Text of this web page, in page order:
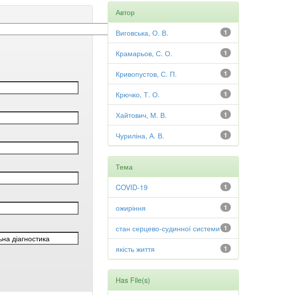
Автор
1
Виговська, О. В.
1
Крамарьов, С. О.
1
Кривопустов, С. П.
1
Крючко, Т. О.
1
Хайтович, М. В.
1
Чуриліна, А. В.
Тема
1
COVID-19
1
ожиріння
1
стан серцево-судинної системи
1
якість життя
Has File(s)